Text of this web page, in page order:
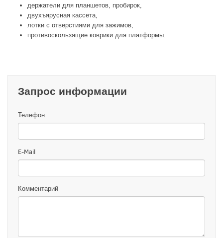
держатели для планшетов, пробирок,
двухъярусная кассета,
лотки с отверстиями для зажимов,
противоскользящие коврики для платформы.
Запрос информации
Телефон
E-Mail
Комментарий